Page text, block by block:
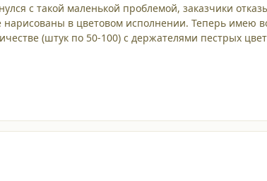
с такой маленькой проблемой, заказчики
нарисованы в цветовом исполнении. Теперь имею
(штук по 50-100) с держателями пестрых